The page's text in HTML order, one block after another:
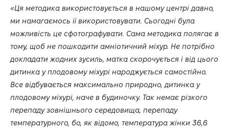
«Ця методика використовується в нашому центрі давно,
ми намагаємось її використовувати. Сьогодні була
можливість це сфотографувати. Сама методика полягає в
тому, щоб не пошкодити амніотичний міхур. Не потрібно
докладати жодних зусиль, матка скорочується і від цього
дитинка у плодовому міхурі народжується самостійно.
Все відбувається максимально природно, дитинка у
плодовому міхурі, наче в будиночку. Так немає різкого
перепаду зовнішнього середовища, перепаду
температурного, бо, як відомо, температура жінки 36,6